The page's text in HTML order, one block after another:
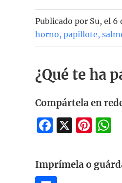
Publicado por Su, el 6
horno, papillote,
¿Qué te ha
Compártela en
Facebook
X
Imprímela o